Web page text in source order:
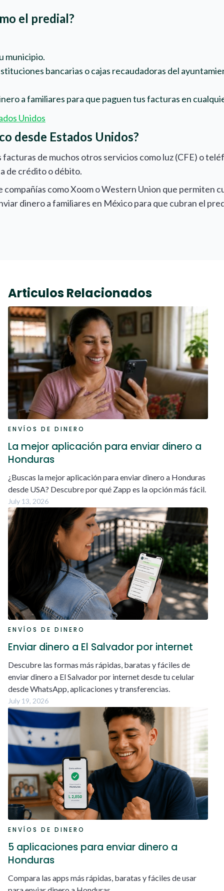
el predial?
municipio.
bancarias o cajas recaudadoras del
a familiares para que paguen tus facturas en
Unidos
desde Estados Unidos?
facturas de muchos otros servicios como luz (CFE) o
de crédito o débito.
como Xoom o Western Union que permiten
dinero a familiares en México para que cubran el
Articulos Relacionados
ENVÍOS DE DINERO
La mejor aplicación para enviar dinero a
Honduras
¿Buscas la mejor aplicación para enviar dinero a Honduras
desde USA? Descubre por qué Zapp es la opción más fácil.
July 13, 2026
ENVÍOS DE DINERO
Enviar dinero a El Salvador por internet
Descubre las formas más rápidas, baratas y fáciles de
enviar dinero a El Salvador por internet desde tu celular
desde WhatsApp, aplicaciones y transferencias.
July 19, 2026
ENVÍOS DE DINERO
5 aplicaciones para enviar dinero a
Honduras
Compara las apps más rápidas, baratas y fáciles de usar